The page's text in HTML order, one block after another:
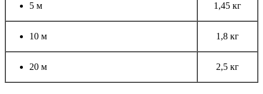
5 м 1,45 кг
10 м 1,8 кг
20 м 2,5 кг